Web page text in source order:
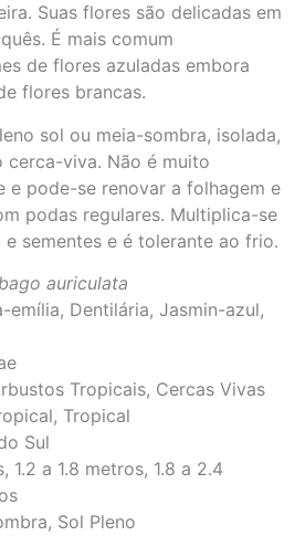
Suas flores são delicadas em
É mais comum
de flores azuladas embora
flores brancas.
sol ou meia-sombra, isolada,
cerca-viva. Não é muito
e pode-se renovar a folhagem e
podas regulares. Multiplica-se
sementes e é tolerante ao frio.
auriculata
emília, Dentilária, Jasmin-azul,
Tropicais, Cercas Vivas
Tropical
Sul
1.2 a 1.8 metros, 1.8 a 2.4
Sol Pleno